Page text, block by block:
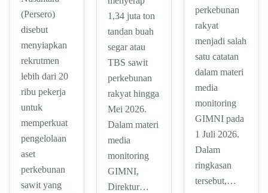
(Persero)
disebut
menyiapkan
rekrutmen
lebih dari 20
ribu pekerja
untuk
memperkuat
pengelolaan
aset
perkebunan
sawit yang
1,34 juta ton
tandan buah
segar atau
TBS sawit
perkebunan
rakyat hingga
Mei 2026.
Dalam materi
media
monitoring
GIMNI,
Direktur…
perkebunan
rakyat
menjadi salah
satu catatan
dalam materi
media
monitoring
GIMNI pada
1 Juli 2026.
Dalam
ringkasan
tersebut,…